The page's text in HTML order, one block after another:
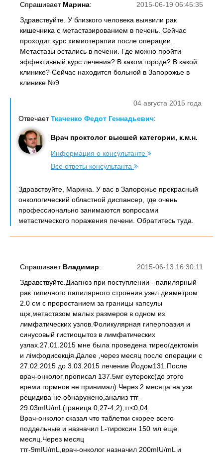
2015-06-19 06:45:35
Спрашивает Марина:
Здравствуйте. У близкого человека выявили рак
кишечника с метастазированием в печень. Сейчас
проходит курс химиотерапии после операции.
Метастазы остались в печени. Где можно пройти
эффективный курс лечения? В каком городе? В какой
клинике? Сейчас находится больной в Запорожье в
клинике №9
04 августа 2015 года
ОтвечаетТкаченко Федот Геннадьевич:
Врач проктолог высшей категории, к.м.н.
Информация о консультанте
Все ответы консультанта
Здравствуйте, Марина. У вас в Запорожье прекрасный
онкологический областной диспансер, где очень
профессионально занимаются вопросами
метастического поражения печени. Обратитесь туда.
2015-06-13 16:30:11
Спрашивает Владимир:
Здравствуйте.Диагноз при поступлении - папилярный
рак типичного папилярного строения:узел диаметром
2.0 см с проростанием за границы капсулы
щж,метастазом малых размеров в одном из
лимфатических узлов.Фоликулярная гиперпоазия и
синусовый гистиоцытоз в лимфатических
узлах.27.01.2015 мне была проведена тиреоїдектомія
и лімфодисекція.Далее ,через месяц после операции с
27.02.2015 до 3.03.2015 лечение Йодом131.После
врач-онколог прописал 137.5мг еутерокс(до этого
времи гормнов не принимал).Через 2 месяца на узи
рецидива не обнаружено,анализ ттг-
29.03mIU/mL(граница 0,27-4,2),тг<0,04.
Врач-онколог сказал что таблетки скорее всего
поддельные и назначил L-тироксин 150 мл еще
месяц.Через месяц
ттг-9mIU/mL,врач-онколог назначил 200mIU/mL и